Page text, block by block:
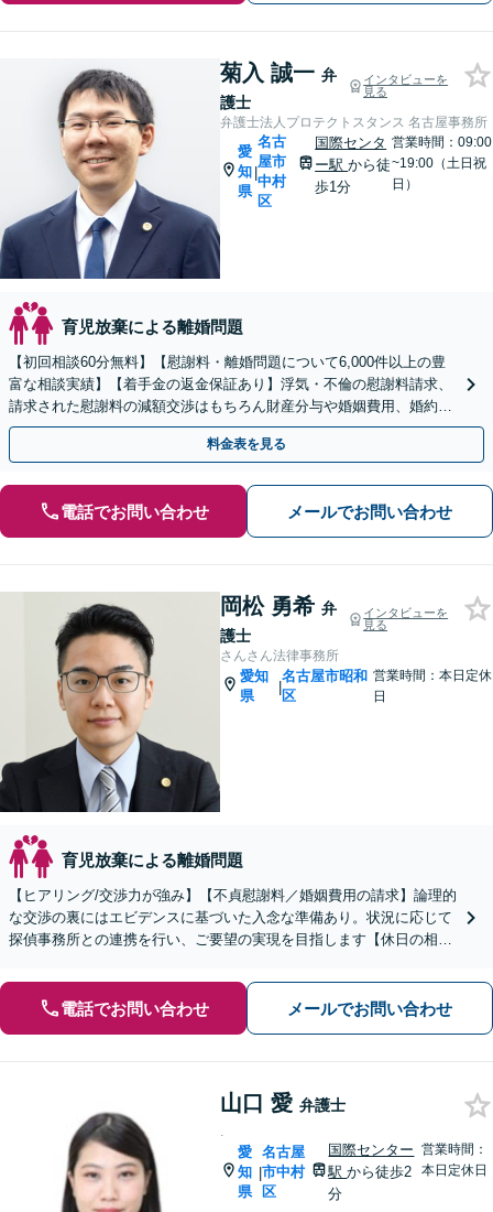
菊入 誠一 弁
護士
インタビューを
見る
弁護士法人プロテクトスタンス 名古屋事務所
愛
知
県
|
名古
屋市
中村
区
国際センタ
ー駅から徒
歩1分
営業時間：09:00
~19:00（土日祝
日）
育児放棄による離婚問題
【初回相談60分無料】【慰謝料・離婚問題について6,000件以上の豊
富な相談実績】【着手金の返金保証あり】浮気・不倫の慰謝料請求、
請求された慰謝料の減額交渉はもちろん財産分与や婚姻費用、婚約破
棄など様々な離婚・男女問題の解決実績が豊富です。
料金表を見る
電話でお問い合わせ メールでお問い合わせ
岡松 勇希 弁
護士
インタビューを
見る
さんさん法律事務所
愛知
県
|
名古屋市昭和
区
営業時間：本日定休
日
育児放棄による離婚問題
【ヒアリング/交渉力が強み】【不貞慰謝料／婚姻費用の請求】論理的
な交渉の裏にはエビデンスに基づいた入念な準備あり。状況に応じて
探偵事務所との連携を行い、ご要望の実現を目指します【休日の相談
電話でお問い合わせ メールでお問い合わせ
山口 愛 弁護士
.
愛
知
県
|
名古屋
市中村
区
国際センター
駅から徒歩2
分
営業時間：
本日定休日